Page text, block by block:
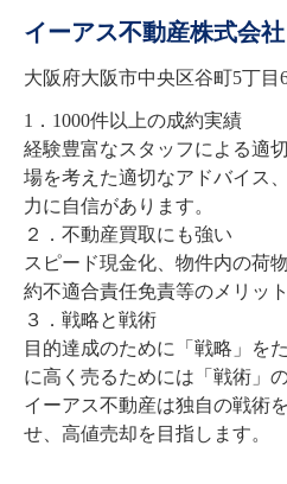
イーアス不動産株式会
大阪府大阪市中央区谷町5丁目
1．1000件以上の成約実績
経験豊富なスタッフによる適
場を考えた適切なアドバイス
力に自信があります。
２．不動産買取にも強い
スピード現金化、物件内の荷
約不適合責任免責等のメリッ
３．戦略と戦術
目的達成のために「戦略」を
に高く売るためには「戦術」
イーアス不動産は独自の戦術
せ、高値売却を目指します。